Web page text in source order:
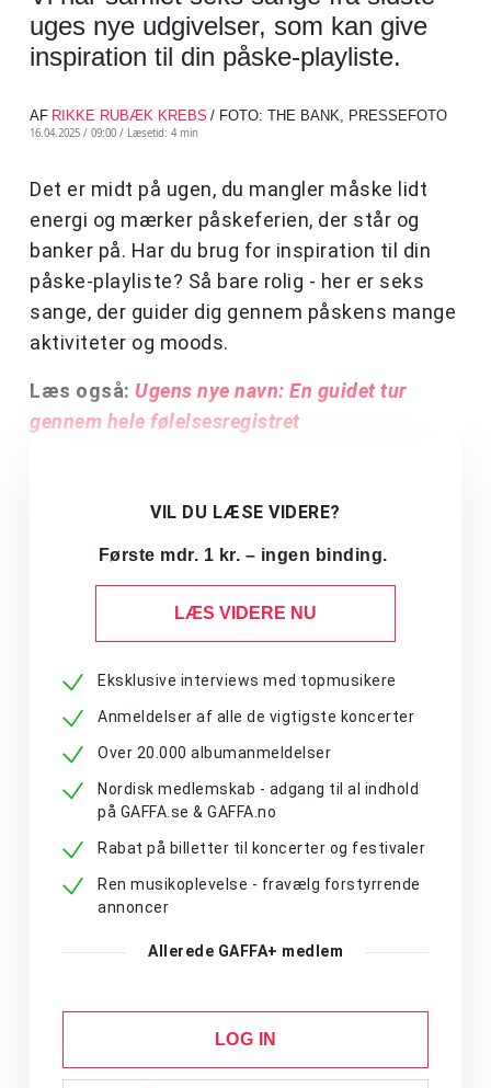
uges nye udgivelser, som kan give
inspiration til din påske-playliste.
AF RIKKE RUBÆK KREBS / FOTO: THE BANK, PRESSEFOTO
16.04.2025 / 09:00 / Læsetid: 4 min
Det er midt på ugen, du mangler måske lidt
energi og mærker påskeferien, der står og
banker på. Har du brug for inspiration til din
påske-playliste? Så bare rolig - her er seks
sange, der guider dig gennem påskens mange
aktiviteter og moods.
Læs også: Ugens nye navn: En guidet tur
gennem hele følelsesregistret
VIL DU LÆSE VIDERE?
Første mdr. 1 kr. – ingen binding.
LÆS VIDERE NU
Eksklusive interviews med topmusikere
Anmeldelser af alle de vigtigste koncerter
Over 20.000 albumanmeldelser
Nordisk medlemskab - adgang til al indhold
på GAFFA.se & GAFFA.no
Rabat på billetter til koncerter og festivaler
Ren musikoplevelse - fravælg forstyrrende
annoncer
Allerede GAFFA+ medlem
LOG IN